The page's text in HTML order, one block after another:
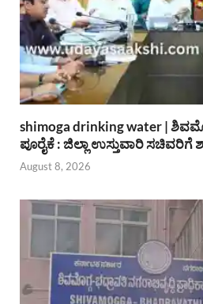
shimoga drinking water |
ಪೂರೈಕೆ : ಜಿಲ್ಲಾ ಉಸ್ತುವಾರಿ
August 8, 2026